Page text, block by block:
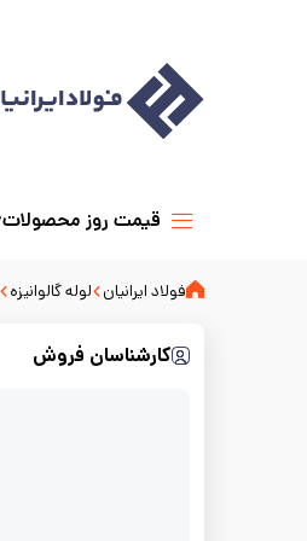
قیمت روز محصولات
فولاد ایرانیان لوله گالوانیزه
کارشناسان فروش